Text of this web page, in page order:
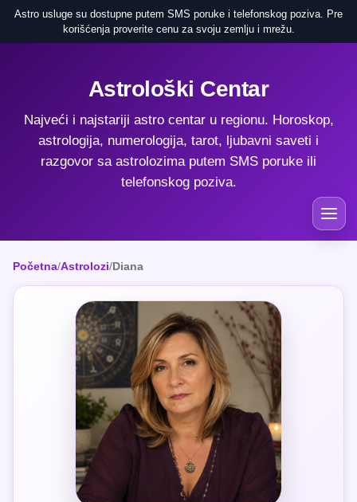
Astro usluge su dostupne putem SMS poruke i telefonskog poziva. Pre
korišćenja proverite cenu za svoju zemlju i mrežu.
Astrološki Centar
Najveći i najstariji astro centar u regionu. Horoskop,
astrologija, numerologija, tarot, ljubavni saveti i
razgovor sa astrolozima putem SMS poruke ili
telefonskog poziva.
Početna/Astrolozi/Diana